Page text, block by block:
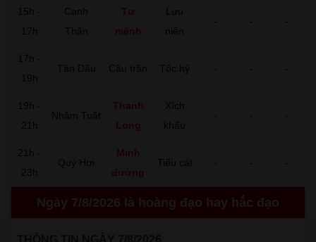
15h -
17h
Canh
Thân
Tư
mệnh
Lưu
niên
- - -
17h -
19h
Tân Dậu Câu trần Tốc hỷ - - -
19h -
21h
Nhâm Tuất
Thanh
Long
Xích
khẩu
- - -
21h -
23h
Quý Hợi
Minh
đường
Tiểu cát - - -
Ngày 7/8/2026 là hoàng đạo hay hắc đạo